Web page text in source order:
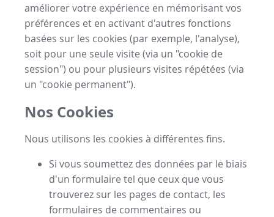
améliorer votre expérience en mémorisant vos
préférences et en activant d'autres fonctions
basées sur les cookies (par exemple, l'analyse),
soit pour une seule visite (via un "cookie de
session") ou pour plusieurs visites répétées (via
un "cookie permanent").
Nos Cookies
Nous utilisons les cookies à différentes fins.
Si vous soumettez des données par le biais
d'un formulaire tel que ceux que vous
trouverez sur les pages de contact, les
formulaires de commentaires ou